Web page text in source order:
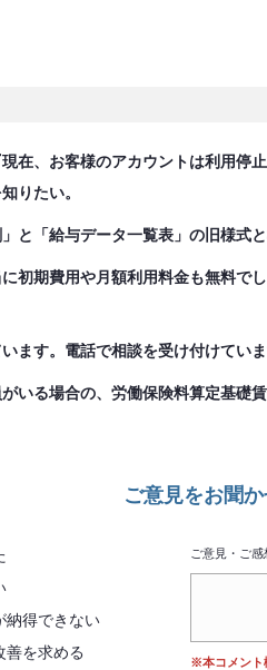
在、お客様のアカウントは利用停
りたい。
」と「給与データ一覧表」の旧様式
初期費用や月額利用料金も無料で
ます。電話で相談を受け付けていま
いる場合の、労働保険料算定基礎
ご意見をお聞
納得できない
善を求める
ご意見・ご
※本コメント